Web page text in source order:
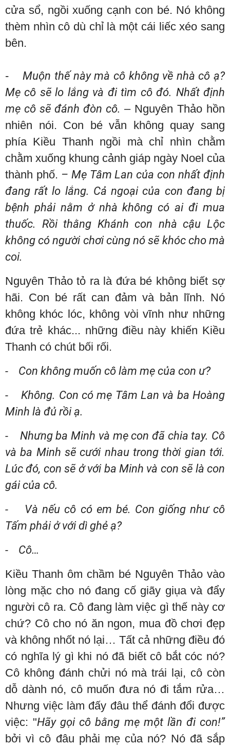
cửa sổ, ngồi xuống cạnh con bé. Nó không
thèm nhìn cô dù chỉ là một cái liếc xéo sang
bên.
-
Muộn thế này mà cô không về nhà cô ạ?
Mẹ cô sẽ lo lắng và đi tìm cô đó. Nhất định
mẹ cô sẽ đánh đòn cô. – Nguyên Thảo hồn
nhiên nói. Con bé vẫn không quay sang
phía Kiều Thanh ngồi mà chỉ nhìn chằm
chằm xuống khung cảnh giáp ngày Noel của
thành phố. – Mẹ Tâm Lan của con nhất định
đang rất lo lắng. Cả ngoại của con đang bị
bệnh phải nằm ở nhà không có ai đi mua
thuốc. Rồi thằng Khánh con nhà cậu Lộc
không có người chơi cùng nó sẽ khóc cho mà
coi.
Nguyên Thảo tỏ ra là đứa bé không biết sợ
hãi. Con bé rất can đảm và bản lĩnh. Nó
không khóc lóc, không vòi vĩnh như những
đứa trẻ khác... những điều này khiến Kiều
Thanh có chút bối rối.
- Con không muốn cô làm mẹ của con ư?
- Không. Con có mẹ Tâm Lan và ba Hoàng
Minh là đủ rồi ạ.
- Nhưng ba Minh và mẹ con đã chia tay. Cô
và ba Minh sẽ cưới nhau trong thời gian tới.
Lúc đó, con sẽ ở với ba Minh và con sẽ là con
gái của cô.
- Và nếu cô có em bé. Con giống như cô
Tấm phải ở với dì ghẻ ạ?
- Cô…
Kiều Thanh ôm chầm bé Nguyên Thảo vào
lòng mặc cho nó đang cố giãy giụa và đẩy
người cô ra. Cô đang làm việc gì thế này cơ
chứ? Cô cho nó ăn ngon, mua đồ chơi đẹp
và không nhốt nó lại… Tất cả những điều đó
có nghĩa lý gì khi nó đã biết cô bắt cóc nó?
Cô không đánh chửi nó mà trái lại, cô còn
dỗ dành nó, cô muốn đưa nó đi tắm rửa…
Nhưng việc làm đấy đâu thể đánh đổi được
việc: "Hãy gọi cô bằng mẹ một lần đi con!”
bởi vì cô đâu phải mẹ của nó? Nó đã sắp